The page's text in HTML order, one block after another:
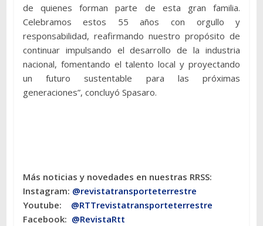
de quienes forman parte de esta gran familia.
Celebramos estos 55 años con orgullo y
responsabilidad, reafirmando nuestro propósito de
continuar impulsando el desarrollo de la industria
nacional, fomentando el talento local y proyectando
un futuro sustentable para las próximas
generaciones”, concluyó Spasaro.
Más noticias y novedades en nuestras RRSS:
Instagram: @revistatransporteterrestre
Youtube: @RTTrevistatransporteterrestre
Facebook: @RevistaRtt